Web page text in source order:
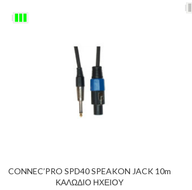
CONNEC’PRO SPD40 SPEAKON JACK 10m
ΚΑΛΩΔΙΟ ΗΧΕΙΟΥ